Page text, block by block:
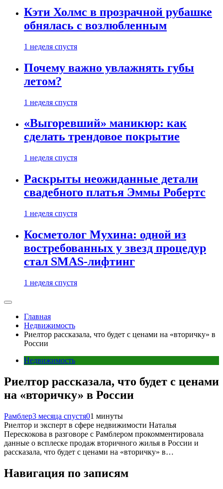
Кэти Холмс в прозрачной рубашке
обнялась с возлюбленным
1 неделя спустя
Почему важно увлажнять губы
летом?
1 неделя спустя
«Выгоревший» маникюр: как
сделать трендовое покрытие
1 неделя спустя
Раскрыты неожиданные детали
свадебного платья Эммы Робертс
1 неделя спустя
Косметолог Мухина: одной из
востребованных у звезд процедур
стал SMAS-лифтинг
1 неделя спустя
Главная
Недвижимость
Риелтор рассказала, что будет с ценами на «вторичку» в
России
Недвижимость
Риелтор рассказала, что будет с ценами
на «вторичку» в России
Рамблер3 месяца спустя01 минуты
Риелтор и эксперт в сфере недвижимости Наталья
Перескокова в разговоре с Рамблером прокомментировала
данные о всплеске продаж вторичного жилья в России и
рассказала, что будет с ценами на «вторичку» в…
Навигация по записям